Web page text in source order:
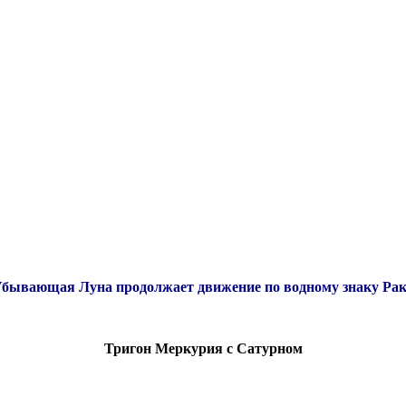
Луна продолжает движение по водному знаку
Тригон Меркурия с Сатурном